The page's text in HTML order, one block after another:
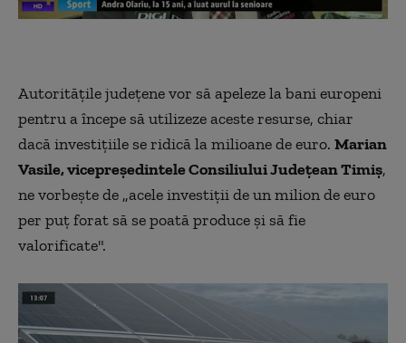
Autorităţile judeţene vor să apeleze la bani europeni
pentru a începe să utilizeze aceste resurse, chiar
dacă investiţiile se ridică la milioane de euro. Marian
Vasile, vicepreşedintele Consiliului Judeţean Timiş,
ne vorbește de „acele investiţii de un milion de euro
per puţ forat să se poată produce şi să fie
valorificate".